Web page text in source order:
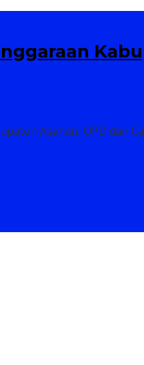
Asahan, OPD dan